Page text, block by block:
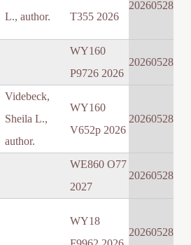
L., author.
T355 2026
20260528
WY160
P9726 2026
20260528
Videbeck,
Sheila L.,
author.
WY160
V652p 2026
20260528
WE860 O77
2027
20260528
WY18
20260528